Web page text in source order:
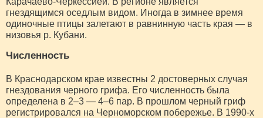
гнездящимся оседлым видом. Иногда в зимнее время
одиночные птицы залетают в равнинную часть края — в
низовья р. Кубани.
Численность
В Краснодарском крае известны 2 достоверных случая
гнездования черного грифа. Его численность была
определена в 2–3 — 4–6 пар. В прошлом черный гриф
регистрировался на Черноморском побережье. В 1990-х